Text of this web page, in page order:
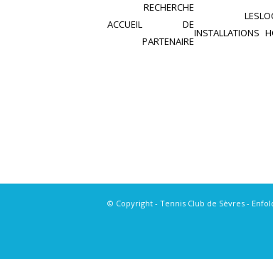
ACCUEIL
RECHERCHE
DE
PARTENAIRE
LES
INSTALLATIONS
© Copyright - Tennis Club de Sèvres -